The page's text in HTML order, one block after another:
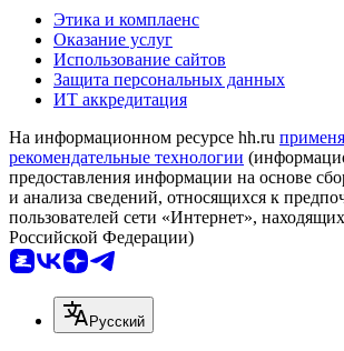
Этика и комплаенс
Оказание услуг
Использование сайтов
Защита персональных данных
ИТ аккредитация
На информационном ресурсе hh.ru
рекомендательные технологии
предоставления информации на основе
и анализа сведений, относящихся к
пользователей сети «Интернет»,
Российской Федерации)
Русский